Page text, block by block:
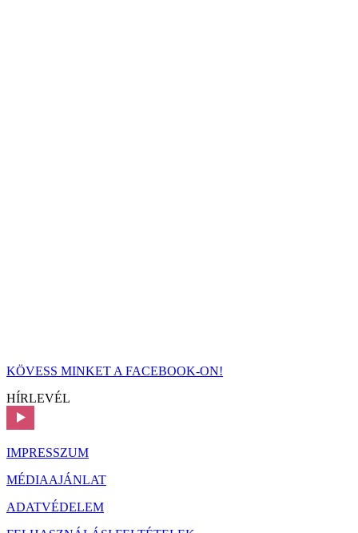
KÖVESS MINKET A FACEBOOK-ON!
HÍRLEVÉL
IMPRESSZUM
MÉDIAAJÁNLAT
ADATVÉDELEM